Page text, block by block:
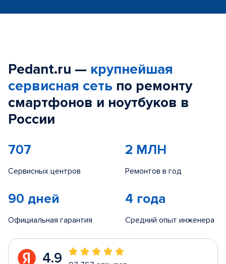
Pedant.ru — крупнейшая
сервисная сеть по ремонту
смартфонов и ноутбуков в
России
707
Сервисных центров
2 МЛН
Ремонтов в год
90 дней
Официальная гарантия
4 года
Средний опыт инженера
4.9